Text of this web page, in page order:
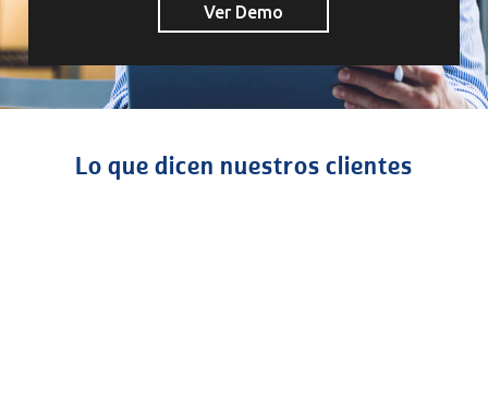
Ver Demo
Lo que dicen nuestros clientes